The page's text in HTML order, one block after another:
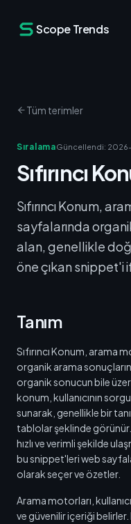
Scope Trends
Tüm terimler
SıralamaGüncellendi:
Sıfırıncı
Sıfırıncı Konum,
sayfalarında
alan, genellikle
öne çıkan snippet'i
Tanım
Sıfırıncı Konum, arama
organik arama
organik sonucun bile
konum, kullanıcının
sunarak, genellikle bir
tablolar şeklinde görünür.
hızlı ve verimli şekilde
bu snippet'leri web
olarak seçer ve özetler.
Arama motorları,
ve güvenilir içeriği belirler.